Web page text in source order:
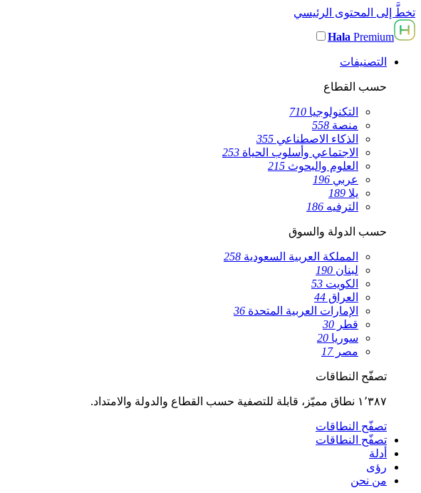
تخطَّ إلى المحتوى الرئيسي
Hala Premium
التصنيفات
حسب القطاع
التكنولوجيا 710
منصة 558
الذكاء الاصطناعي 355
الاجتماعي وأسلوب الحياة 253
العلوم والبحوث 215
عربي 196
يلا 189
الترفيه 186
حسب الدولة والسوق
المملكة العربية السعودية 258
لبنان 190
الكويت 53
العراق 44
الإمارات العربية المتحدة 36
قطر 30
سوريا 20
مصر17
تصفّح النطاقات
١٬٣٨٧ نطاق مميّز، قابلة للتصفية حسب القطاع والدولة والامتداد.
تصفّح النطاقات
تصفّح النطاقات
أدلة
رؤى
من نحن